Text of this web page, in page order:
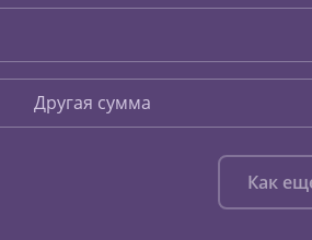
Другая сумма
Как